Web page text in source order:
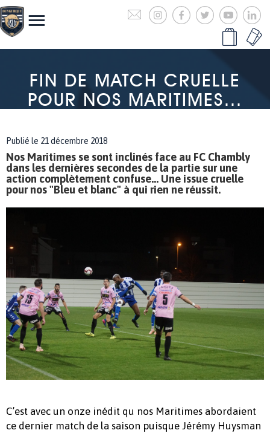
FIN DE MATCH CRUELLE
POUR NOS MARITIMES…
Publié le 21 décembre 2018
Nos Maritimes se sont inclinés face au FC Chambly
dans les dernières secondes de la partie sur une
action complètement confuse... Une issue cruelle
pour nos "Bleu et blanc" à qui rien ne réussit.
C’est avec un onze inédit qu nos Maritimes abordaient
ce dernier match de la saison puisque Jérémy Huysman